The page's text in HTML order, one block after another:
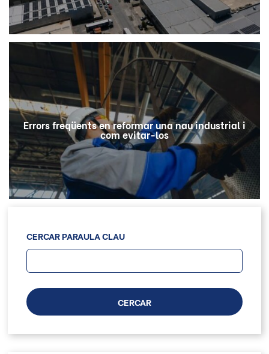
Errors freqüents en reformar una nau industrial i
com evitar-los
CERCAR PARAULA CLAU
CERCAR